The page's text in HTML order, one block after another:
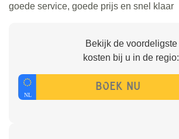
goede service, goede prijs en snel klaar
Bekijk de voordeligste
kosten bij u in de regio: